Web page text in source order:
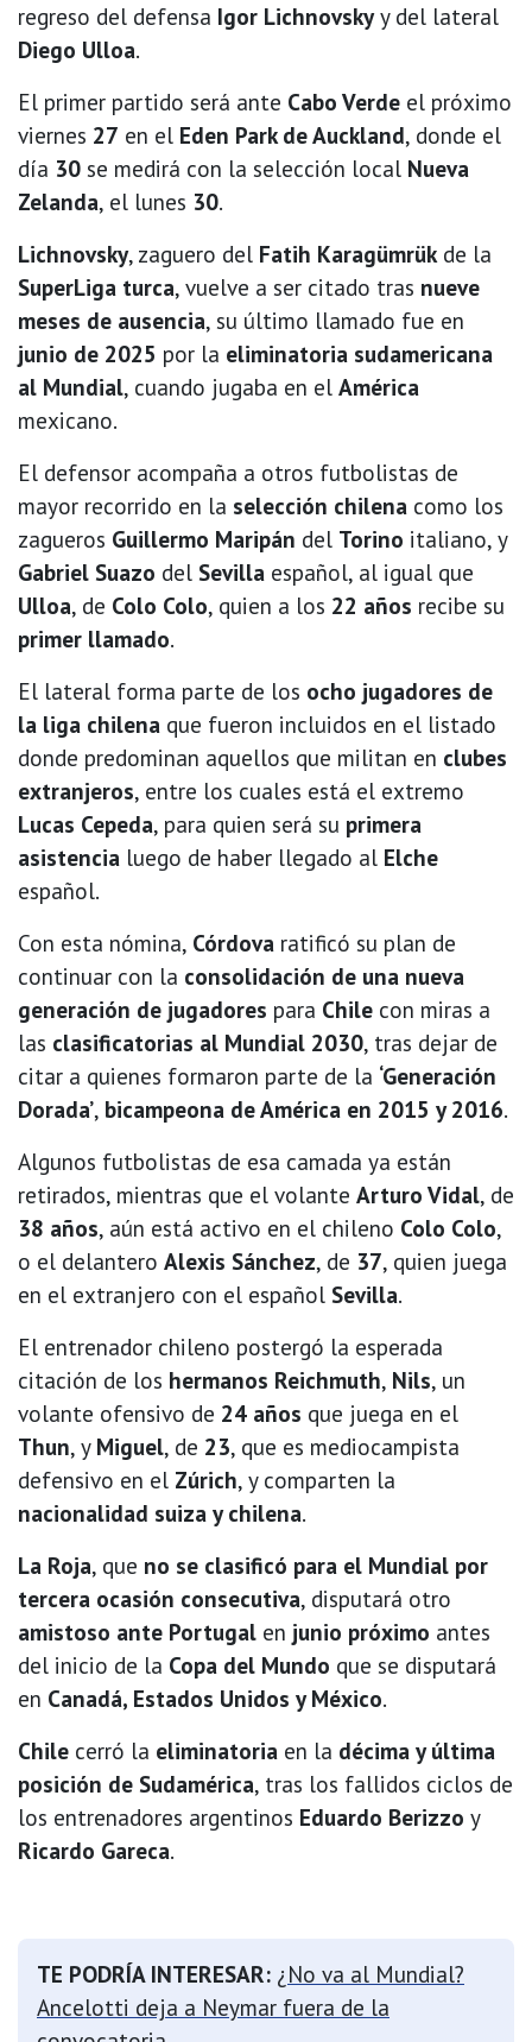
regreso del defensa Igor Lichnovskyy del lateral
Diego Ulloa.
El primer partido será ante Cabo Verde el próximo
viernes 27 en el Eden Park de Auckland, donde el
día 30 se medirá con la selección local Nueva
Zelanda, el lunes 30.
Lichnovsky, zaguero del Fatih Karagümrükde la
SuperLiga turca, vuelve a ser citado tras nueve
meses de ausencia, su último llamado fue en
junio de 2025 por la eliminatoria sudamericana
al Mundial, cuando jugaba en el América
mexicano.
El defensor acompaña a otros futbolistas de
mayor recorrido en la selección chilena como los
zagueros Guillermo Maripán del Torino italiano, y
Gabriel Suazo del Sevilla español, al igual que
Ulloa, de Colo Colo, quien a los 22 años recibe su
primer llamado.
El lateral forma parte de los ocho jugadores de
la liga chilena que fueron incluidos en el listado
donde predominan aquellos que militan en clubes
extranjeros, entre los cuales está el extremo
Lucas Cepeda, para quien será su primera
asistencia luego de haber llegado al Elche
español.
Con esta nómina, Córdova ratificó su plan de
continuar con la consolidación de una nueva
generación de jugadores para Chile con miras a
las clasificatorias al Mundial 2030, tras dejar de
citar a quienes formaron parte de la ‘Generación
Dorada’, bicampeona de América en 2015 y 2016.
Algunos futbolistas de esa camada ya están
retirados, mientras que el volante Arturo Vidal, de
38 años, aún está activo en el chileno Colo Colo,
o el delantero Alexis Sánchez, de 37, quien juega
en el extranjero con el español Sevilla.
El entrenador chileno postergó la esperada
citación de los hermanos Reichmuth, Nils, un
volante ofensivo de 24 años que juega en el
Thun, y Miguel, de 23, que es mediocampista
defensivo en el Zúrich, y comparten la
nacionalidad suiza y chilena.
La Roja, que no se clasificó para el Mundial por
tercera ocasión consecutiva, disputará otro
amistoso ante Portugal en junio próximo antes
del inicio de la Copa del Mundo que se disputará
en Canadá, Estados Unidos y México.
Chile cerró la eliminatoria en la décima y última
posición de Sudamérica, tras los fallidos ciclos de
los entrenadores argentinos Eduardo Berizzo y
Ricardo Gareca.
TE PODRÍA INTERESAR: ¿No va al Mundial?
Ancelotti deja a Neymar fuera de la